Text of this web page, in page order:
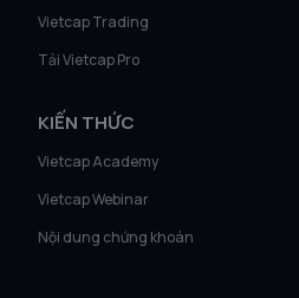
Vietcap Trading
Tải Vietcap Pro
KIẾN THỨC
Vietcap Academy
Vietcap Webinar
Nội dung chứng khoán